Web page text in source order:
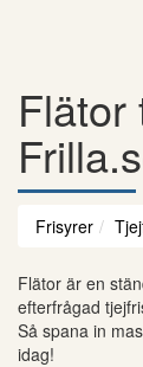
Flätor
Frisyrer
Flätor är en
efterfrågad
Så spana in
idag!